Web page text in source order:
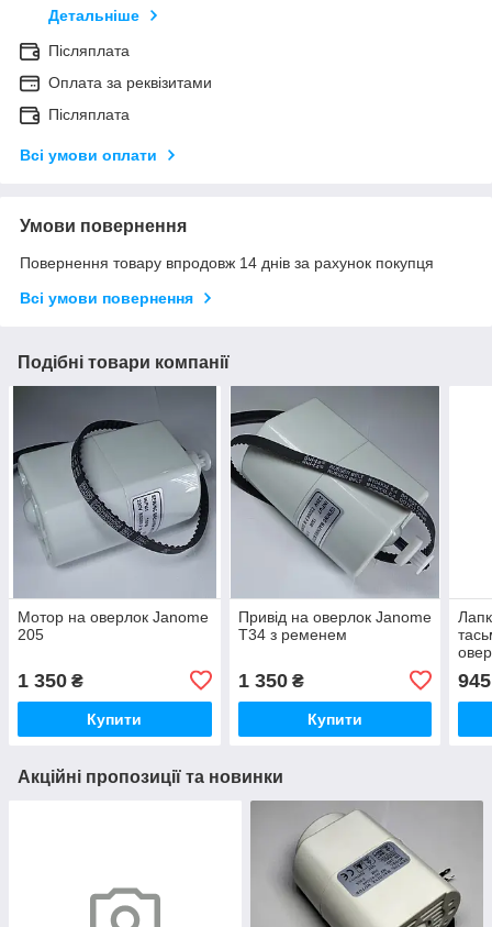
Детальніше
Післяплата
Оплата за реквізитами
Післяплата
Всі умови оплати
Умови повернення
Повернення товару впродовж 14 днів за рахунок покупця
Всі умови повернення
Подібні товари компанії
Мотор на оверлок Janome
205
1 350 ₴
Купити
Привід на оверлок Janome
T34 з ременем
1 350₴
Купити
945
Акційні пропозиції та новинки